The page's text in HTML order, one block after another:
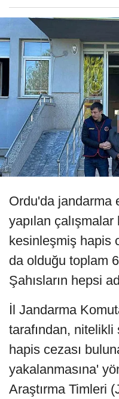
Ordu'da jandarma
yapılan
kesinleşmiş hapis
da olduğu toplam
Şahısların hepsi
İl Jandarma
tarafından,
hapis cezası
yakalanmasına'
Araştırma Timleri